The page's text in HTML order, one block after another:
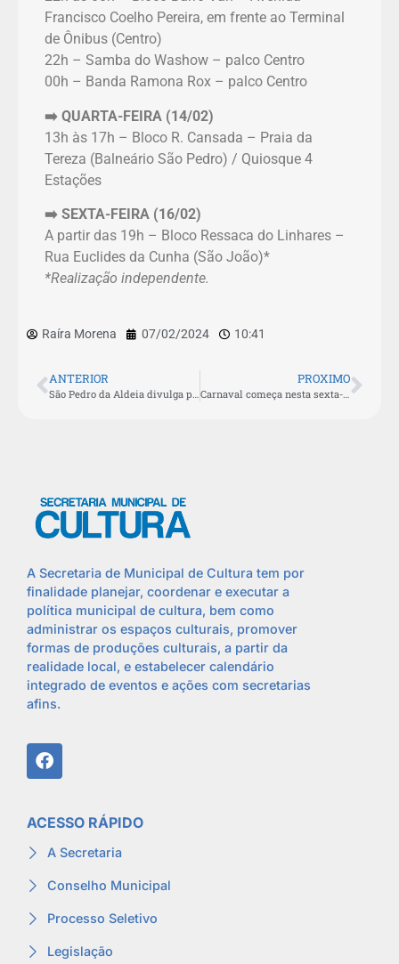
Francisco Coelho Pereira, em frente ao Terminal
de Ônibus (Centro)
22h – Samba do Washow – palco Centro
00h – Banda Ramona Rox – palco Centro
➡️ QUARTA-FEIRA (14/02)
13h às 17h – Bloco R. Cansada – Praia da
Tereza (Balneário São Pedro) / Quiosque 4
Estações
➡️ SEXTA-FEIRA (16/02)
A partir das 19h – Bloco Ressaca do Linhares –
Rua Euclides da Cunha (São João)*
*Realização independente.
Raíra Morena 07/02/2024 10:41
ANTERIOR
São Pedro da Aldeia divulga programação de blocos de rua no Carnaval 2024
PROXIMO
Carnaval começa nesta sexta-feira (09) em São Pedro da Aldeia
A Secretaria de Municipal de Cultura tem por
finalidade planejar, coordenar e executar a
política municipal de cultura, bem como
administrar os espaços culturais, promover
formas de produções culturais, a partir da
realidade local, e estabelecer calendário
integrado de eventos e ações com secretarias
afins.
ACESSO RÁPIDO
A Secretaria
Conselho Municipal
Processo Seletivo
Legislação